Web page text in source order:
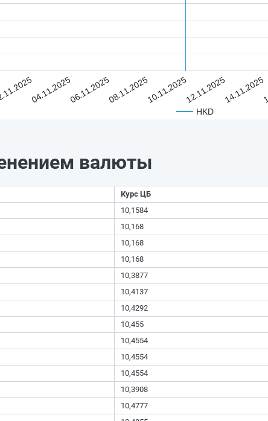
HKD
04.11.202506.11.202508.11.202510.11.202512.11.202514.11.2025
валюты
Курс ЦБ
10,1584
10,168
10,168
10,168
10,3877
10,4137
10,4292
10,455
10,4554
10,4554
10,4554
10,3908
10,4777